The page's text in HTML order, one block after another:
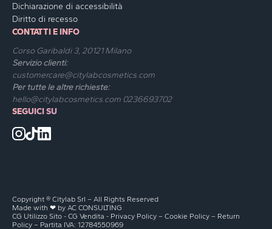
Dichiarazione di accessibilità
Diritto di recesso
CONTATTI E INFO
Corso Garibaldi 3, 20121 Milano
Servizio clienti:
customercare@citylabcosmetics.com
Per tutte le altre richieste:
hello@citylabcosmetics.com 0236693702
SEGUICI SU
Copyright ® Citylab Srl – All Rights Reserved
Made with ❤ by AC CONSULTING
CG Utilizzo Sito - CG Vendita - Privacy Policy – Cookie Policy – Return
Policy – Partita IVA: 12784550969